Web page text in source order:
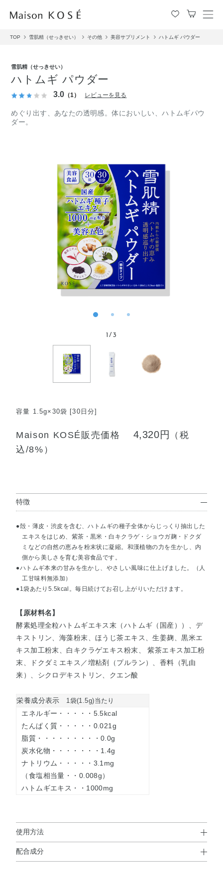
メ
TOP 雪肌精（せっきせい） その他 美容サプリメント ハトムギ パウダー
雪肌精（せっきせい）
ハトムギ パウダー
3.0 （1） レビューを見る
めぐり出す、あなたの透明感。体においしい、ハトムギパウ
ダー。
1/ 3
容量 1.5g×30袋 [30日分]
Maison KOSÉ販売価格 4,320円
（税
込/8%）
特徴
●殻・薄皮・渋皮を含む、ハトムギの種子全体からじっくり抽出した
エキスをはじめ、紫茶・黒米・白キクラゲ・ショウガ麹・ドクダ
ミなどの自然の恵みを粉末状に凝縮。和漢植物の力を生かし、内
側から美しさを育む美容食品です。
●ハトムギ本来の甘みを生かし、やさしい風味に仕上げました。（人
工甘味料無添加）
●1袋あたり5.5kcal。毎日続けてお召し上がりいただけます。
【原材料名】
酵素処理全粒ハトムギエキス末（ハトムギ（国産））、デ
キストリン、海藻粉末、ほうじ茶エキス、生姜麹、黒米エ
キス加工粉末、白キクラゲエキス粉末、 紫茶エキス加工粉
末、ドクダミエキス／増粘剤（プルラン）、香料（乳由
来）、シクロデキストリン、クエン酸
栄養成分表示 1袋(1.5g)当たり
エネルギー・・・・・5.5kcal
たんぱく質・・・・・0.021g
脂質・・・・・・・・・0.0g
炭水化物・・・・・・・1.4g
ナトリウム・・・・・3.1mg
（食塩相当量・・0.008g）
ハトムギエキス・・1000mg
使用方法
使用方法
配合成分